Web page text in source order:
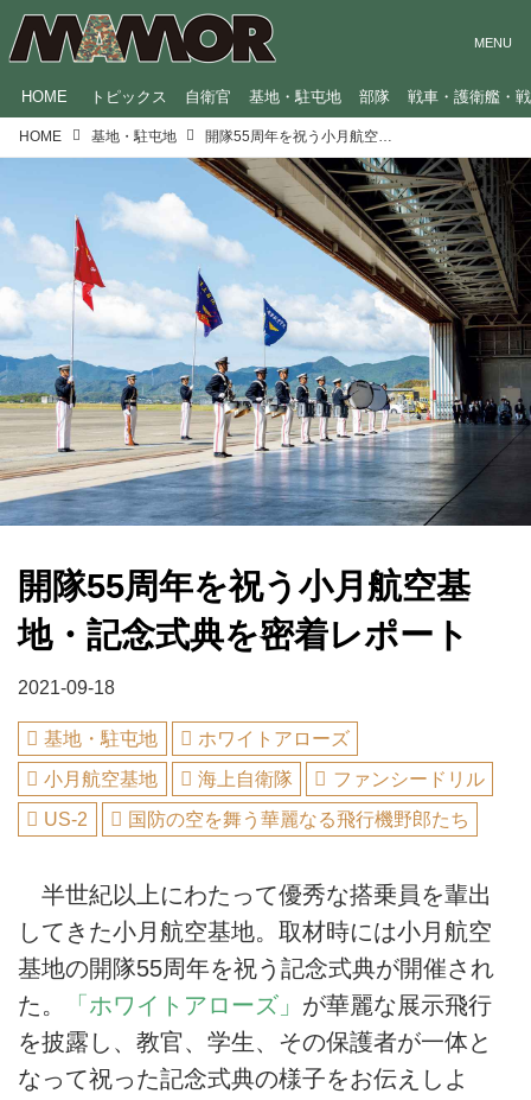
HOME トピックス 自衛官 基地・駐屯地 部隊 戦車・護衛艦・
HOME 基地・駐屯地
開隊55周年を祝う小月航空基
地・記念式典を密着レポート
2021-09-18
基地・駐屯地
ホワイトアローズ
小月航空基地
海上自衛隊
ファンシードリル
US-2
国防の空を舞う華麗なる飛行機野郎たち
半世紀以上にわたって優秀な搭乗員を輩出
してきた小月航空基地。取材時には小月航空
基地の開隊55周年を祝う記念式典が開催され
た。
「ホワイトアローズ」 が華麗な展示飛行
を披露し、教官、学生、その保護者が一体と
なって祝った記念式典の様子をお伝えしよ